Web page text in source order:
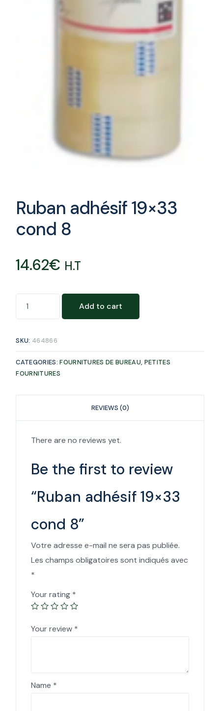
Ruban adhésif 19×33
cond 8
14.62€ H.T
Add to cart
SKU: 464866
CATEGORIES:FOURNITURES DE BUREAU, PETITES
FOURNITURES
REVIEWS (0)
There are no reviews yet.
Be the first to review
“Ruban adhésif 19×33
cond 8”
Votre adresse e-mail ne sera pas publiée.
Les champs obligatoires sont indiqués avec
*
Your rating *
Your review *
Name *